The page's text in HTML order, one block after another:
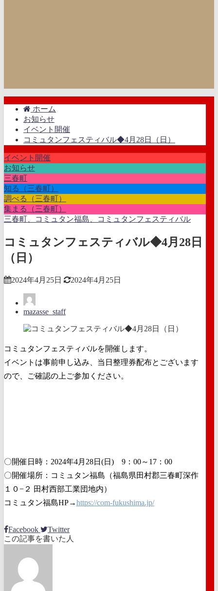
ホーム
お知らせ
イベント開催
コミュタンフェスティバル◆4月28日（日）
イベント開催
お知らせ
三春町
知る（三春町）
調べる（三春町）
集まる（三春町）
三春町、コミュタン福島、コミュタンフェスティバル
コミュタンフェスティバル◆4月28日
（日）
2024年4月25日 2024年4月25日
mazasse_staff
コミュタンフェスティバルを開催します。
イベントは事前申し込み、当日整理券配布とございます
ので、ご確認の上ご参加ください。
〇開催日時：2024年4月28日(日) 9：00～17：00
〇開催場所：コミュタン福島（福島県田村郡三春町深作
１０−２ 田村西部工業団地内）
コミュタン福島HP→https://com-fukushima.jp/
Facebook
Twitter
この記事を書いた人